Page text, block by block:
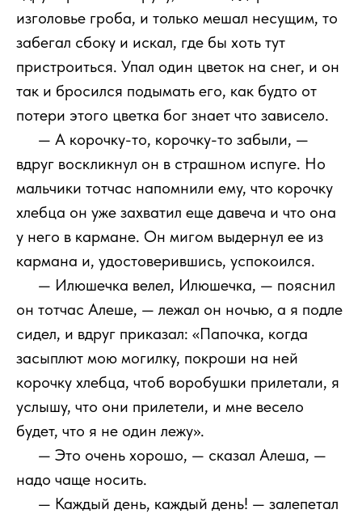
изголовье гроба, и только мешал несущим, то
забегал сбоку и искал, где бы хоть тут
пристроиться. Упал один цветок на снег, и он
так и бросился подымать его, как будто от
потери этого цветка бог знает что зависело.
— А корочку-то, корочку-то забыли, —
вдруг воскликнул он в страшном испуге. Но
мальчики тотчас напомнили ему, что корочку
хлебца он уже захватил еще давеча и что она
у него в кармане. Он мигом выдернул ее из
кармана и, удостоверившись, успокоился.
— Илюшечка велел, Илюшечка, — пояснил
он тотчас Алеше, — лежал он ночью, а я подле
сидел, и вдруг приказал: «Папочка, когда
засыплют мою могилку, покроши на ней
корочку хлебца, чтоб воробушки прилетали, я
услышу, что они прилетели, и мне весело
будет, что я не один лежу».
— Это очень хорошо, — сказал Алеша, —
надо чаще носить.
— Каждый день, каждый день! — залепетал